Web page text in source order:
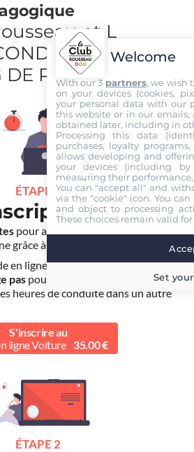
et L
DE ROUBAIX
ÉTAPE 1
pour accéder à ma formation au
grâce à
en ligne voiture auprès de mon
pas pour la suite de ma formation. Je
heures de conduite dans un autre
S'inscrire au
ligne Voiture
35.00 €
ÉTAPE 2
Welcome
With our 3 partners, we wish
on your devices (cookies,
your personal data with our
this website or in our emails,
obtained later, including in
Processing this data
purchases, loyalty
allows developing and
your devices (including
measuring their
You can "accept all" and
via the "cookie" icon. You
and object to processing
These choices remain valid
Set